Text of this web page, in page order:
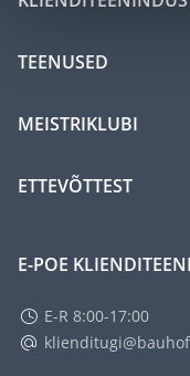
TEENUSED
MEISTRIKLUBI
ETTEVÕTTEST
E-POE
E-R 8:00-17:00